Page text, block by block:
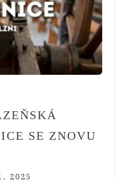
SE ZNOVU
2025